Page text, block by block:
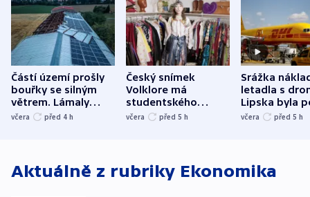
Částí území prošly
bouřky se silným
větrem. Lámaly
stromy a poničily
včera před 4 h
Český snímek
Volklore má
studentského
Oscara, zabojuje o
včera před 5 h
Srážka
letadla s
Lipska byla
německého
včera před 5 h
Aktuálně z rubriky Ekonomika